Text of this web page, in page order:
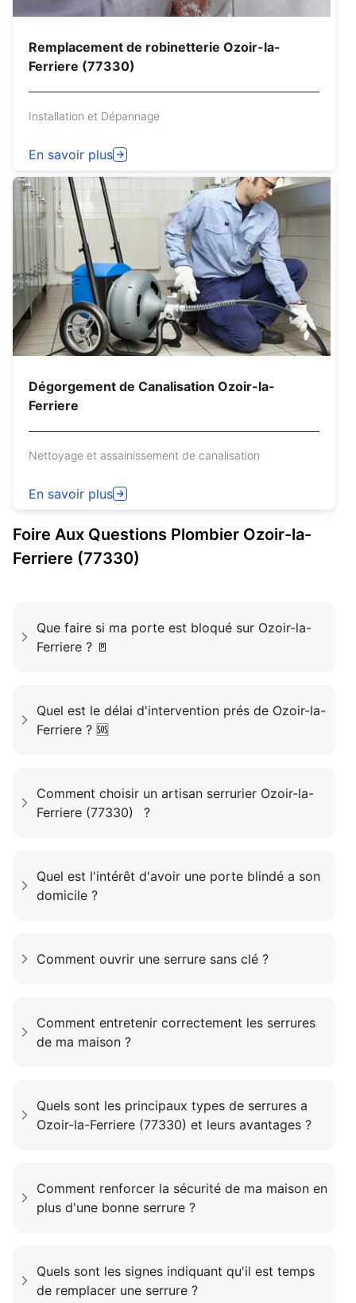
Remplacement de robinetterie Ozoir-la-
Ferriere (77330)
Installation et Dépannage
En savoir plus
Dégorgement de Canalisation Ozoir-la-
Ferriere
Nettoyage et assainissement de canalisation
En savoir plus
Foire Aux Questions Plombier Ozoir-la-
Ferriere (77330)
Que faire si ma porte est bloqué sur Ozoir-la-
Ferriere ? 🚪
Quel est le délai d'intervention prés de Ozoir-la-
Ferriere ? 🆘
Comment choisir un artisan serrurier Ozoir-la-
Ferriere (77330) ?
Quel est l'intérêt d'avoir une porte blindé a son
domicile ?
Comment ouvrir une serrure sans clé ?
Comment entretenir correctement les serrures
de ma maison ?
Quels sont les principaux types de serrures a
Ozoir-la-Ferriere (77330) et leurs avantages ?
Comment renforcer la sécurité de ma maison en
plus d'une bonne serrure ?
Quels sont les signes indiquant qu'il est temps
de remplacer une serrure ?